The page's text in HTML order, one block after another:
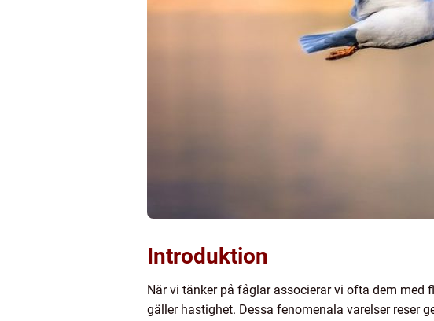
Introduktion
När vi tänker på fåglar associerar vi ofta dem
gäller hastighet. Dessa fenomenala varelser reser